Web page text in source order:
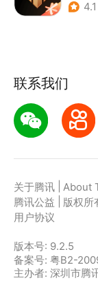
4.1
联系我们
关于腾讯 About
腾讯公益
版权所
用户协议
版本号: 9.2.5
备案号: 粤B2-
主办者: 深圳市腾